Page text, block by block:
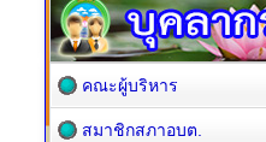
คณะผู้บริหาร
สมาชิกสภาอบต.